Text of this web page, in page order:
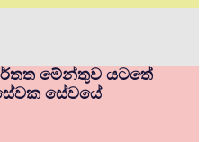
මේන්තුව යටතේ
සේවයේ